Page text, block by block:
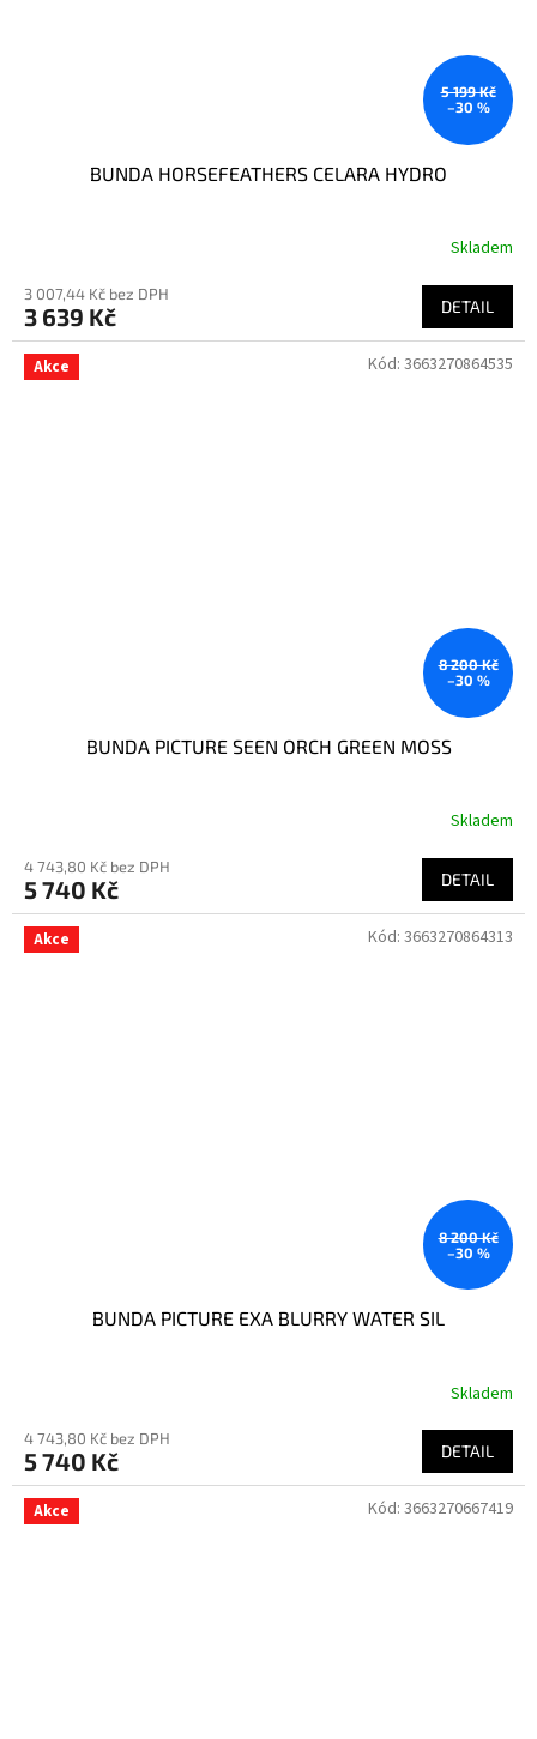
5 199 Kč
–30 %
BUNDA HORSEFEATHERS CELARA HYDRO
Skladem
3 007,44 Kč bez DPH
3 639 Kč DETAIL
Akce
8 200 Kč
–30 %
BUNDA PICTURE SEEN ORCH GREEN MOSS
Skladem
4 743,80 Kč bez DPH
5 740 Kč DETAIL
Kód: 3663270864535
Akce
8 200 Kč
–30 %
BUNDA PICTURE EXA BLURRY WATER SIL
Skladem
4 743,80 Kč bez DPH
5 740 Kč DETAIL
Kód: 3663270864313
Akce Kód: 3663270667419